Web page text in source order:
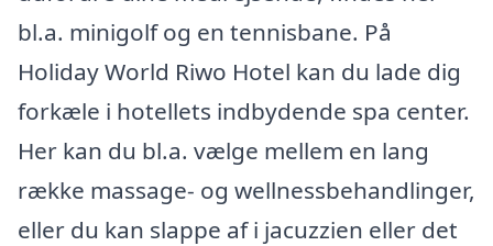
bl.a. minigolf og en tennisbane. På
Holiday World Riwo Hotel kan du lade dig
forkæle i hotellets indbydende spa center.
Her kan du bl.a. vælge mellem en lang
række massage- og wellnessbehandlinger,
eller du kan slappe af i jacuzzien eller det